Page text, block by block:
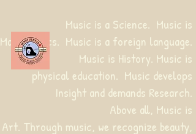
Music is a Science. Music is
Mathematics. Music is a foreign language.
Music is History. Music is
physical education. Music develops
Insight and demands Research.
Above all, Music is
Art. Through music, we recognize beauty,